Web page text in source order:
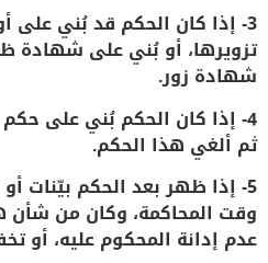
3- إذا كان الحكم قد بُني على
تزويرها، أو بُني على شهادة
شهادة زور.
4- إذا كان الحكم بُني على
ثم ألغي هذا الحكم.
5- إذا ظهر بعد الحكم بيّنات
وقت المحاكمة، وكان من شأن
عدم إدانة المحكوم عليه، أو